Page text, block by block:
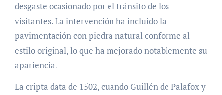
desgaste ocasionado por el tránsito de los
visitantes. La intervención ha incluido la
pavimentación con piedra natural conforme al
estilo original, lo que ha mejorado notablemente su
apariencia.
La cripta data de 1502, cuando Guillén de Palafox y